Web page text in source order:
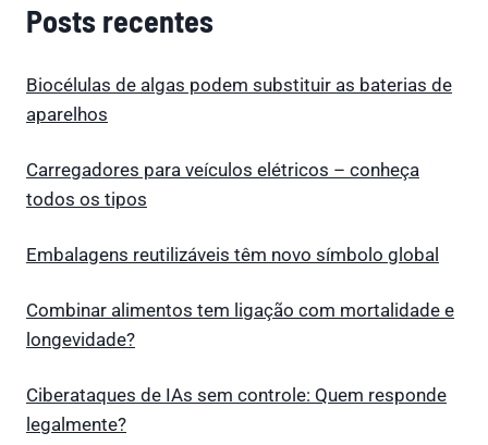
Posts recentes
Biocélulas de algas podem substituir as baterias de
aparelhos
Carregadores para veículos elétricos – conheça
todos os tipos
Embalagens reutilizáveis têm novo símbolo global
Combinar alimentos tem ligação com mortalidade e
longevidade?
Ciberataques de IAs sem controle: Quem responde
legalmente?